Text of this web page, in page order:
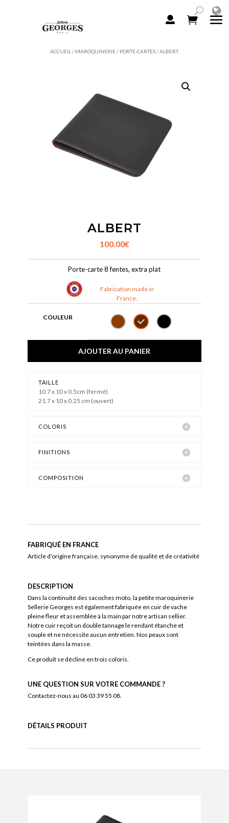
ACCUEIL/ MAROQUINERIE/ PORTE-CARTES/ ALBERT
ALBERT
100.00€
Porte-carte 8 fentes, extra plat
Fabrication made in
France.
COULEUR
AJOUTER AU PANIER
TAILLE
10.7 x 10 x 0.5cm (fermé)
21.7 x 10 x 0.25 cm (ouvert)
COLORIS
FINITIONS
COMPOSITION
FABRIQUÉ EN FRANCE
Article d’origine française, synonyme de qualité et de créativité
DESCRIPTION
Dans la continuité des sacoches moto, la petite maroquinerie
Sellerie Georges est également fabriquée en cuir de vache
pleine fleur et assemblée à la main par notre artisan sellier.
Notre cuir reçoit un double tannage le rendant étanche et
souple et ne nécessite aucun entretien. Nos peaux sont
teintées dans la masse.
Ce produit se décline en trois coloris.
UNE QUESTION SUR VOTRE COMMANDE ?
Contactez-nous au 06 03 39 55 08.
DÉTAILS PRODUIT